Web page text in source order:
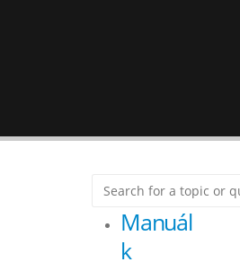
Manuál
k